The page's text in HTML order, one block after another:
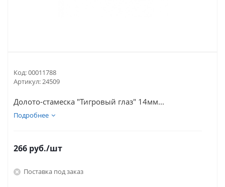
Код:00011788
Артикул:24509
Долото-стамеска "Тигровый глаз" 14мм...
Подробнее
266 руб./шт
Поставка под заказ